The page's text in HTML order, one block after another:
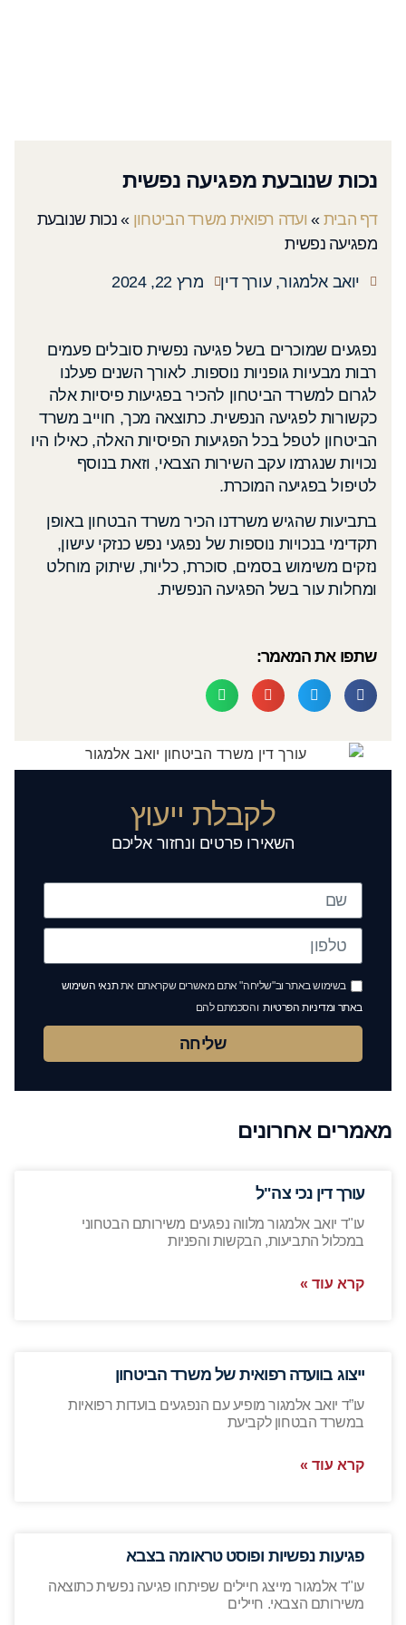
נכות שנובעת מפגיעה נפשית
דף הבית » ועדה רפואית משרד הביטחון »נכות שנובעת
מפגיעה נפשית
יואב אלמגור, עורך דין מרץ 22, 2024
נפגעים שמוכרים בשל פגיעה נפשית סובלים פעמים
רבות מבעיות גופניות נוספות. לאורך השנים פעלנו
לגרום למשרד הביטחון להכיר בפגיעות פיסיות אלה
כקשורות לפגיעה הנפשית. כתוצאה מכך, חוייב משרד
הביטחון לטפל בכל הפגיעות הפיסיות האלה, כאילו היו
נכויות שנגרמו עקב השירות הצבאי, וזאת בנוסף
לטיפול בפגיעה המוכרת.
בתביעות שהגיש משרדנו הכיר משרד הבטחון באופן
תקדימי בנכויות נוספות של נפגעי נפש כנזקי עישון,
נזקים משימוש בסמים, סוכרת, כליות, שיתוק מוחלט
ומחלות עור בשל הפגיעה הנפשית.
שתפו את המאמר:
לקבלת ייעוץ
השאירו פרטים ונחזור אליכם
בשימוש באתר וב"שליחה" אתם מאשרים שקראתם אתתנאי השימוש
באתר ומדיניות הפרטיות והסכמתם להם
שליחה
מאמרים אחרונים
עורך דין נכי צה"ל
עו"ד יואב אלמגור מלווה נפגעים משירותם הבטחוני
במכלול התביעות, הבקשות והפניות
קרא עוד »
ייצוג בוועדה רפואית של משרד הביטחון
עו”ד יואב אלמגור מופיע עם הנפגעים בועדות רפואיות
במשרד הבטחון לקביעת
קרא עוד »
פגיעות נפשיות ופוסט טראומה בצבא
עו"ד אלמגור מייצג חיילים שפיתחו פגיעה נפשית כתוצאה
משירותם הצבאי. חיילים